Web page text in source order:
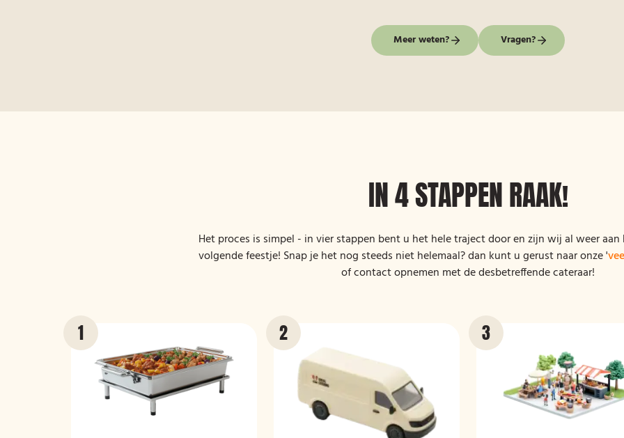
Meer weten? Vragen?
IN 4 STAPPEN RAAK!
Het proces is simpel - in vier stappen bent u het hele traject door en zijn wij al weer
volgende feestje! Snap je het nog steeds niet helemaal? dan kunt u gerust naar onze '
of contact opnemen met de desbetreffende cateraar!